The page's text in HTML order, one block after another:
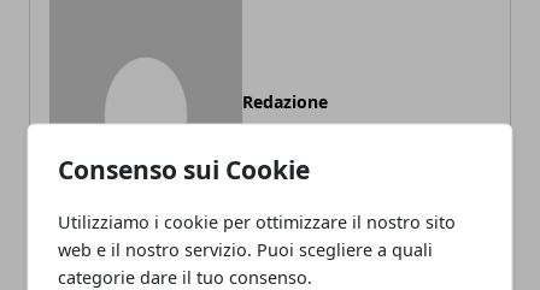
Consenso sui Cookie
Utilizziamo i cookie per ottimizzare il nostro sito
web e il nostro servizio. Puoi scegliere a quali
categorie dare il tuo consenso.
Redazione